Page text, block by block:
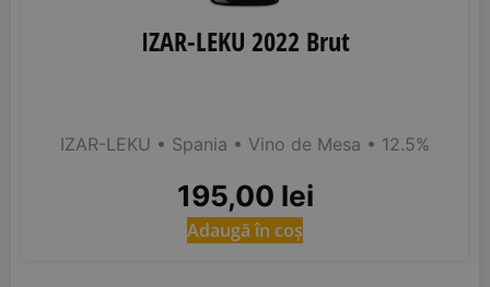
IZAR-LEKU 2022 Brut
IZAR-LEKU • Spania • Vino de Mesa • 12.5%
195,00 lei
Adaugă în coș